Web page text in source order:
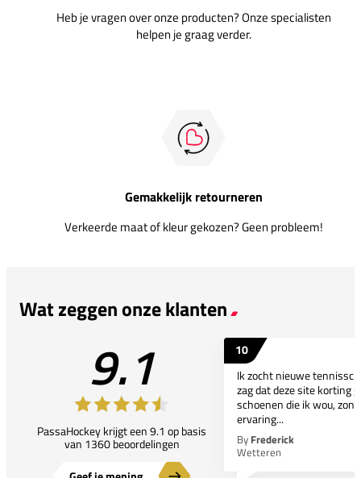
Heb je vragen over onze producten? Onze specialisten
helpen je graag verder.
Gemakkelijk retourneren
Verkeerde maat of kleur gekozen? Geen probleem!
Wat zeggen onze klanten
9.1
PassaHockey krijgt een 9.1 op basis
van 1360 beoordelingen
10
Ik zocht nieuwe
zag dat deze site korting
schoenen die ik wou,
ervaring...
By Frederick
Wetteren